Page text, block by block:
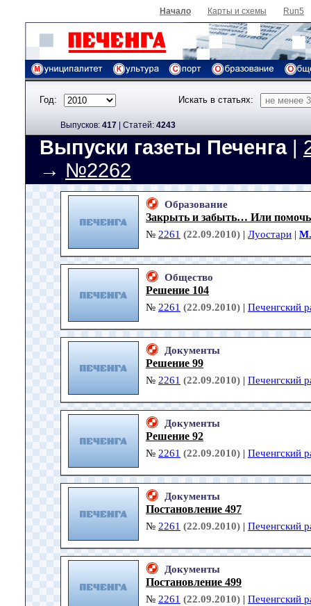
Начало Карты и схемы Run5
Год: Искать в статьях:
Выпусков: 417 | Cтатей: 4243
Выпуски газеты Печенга|
→ №2262
Образование
Закрыть и забыть… Или
№ 2261 (22.09.2010) | Луостари |
Общество
Решение 104
№ 2261 (22.09.2010) | Печенгский
Документы
Решение 99
№ 2261 (22.09.2010) | Печенгский
Документы
Решение 92
№ 2261 (22.09.2010) | Печенгский
Документы
Постановление 497
№ 2261 (22.09.2010) | Печенгский
Документы
Постановление 499
№ 2261 (22.09.2010) | Печенгский